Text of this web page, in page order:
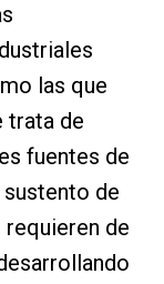
las que
trata de
fuentes de
de
de